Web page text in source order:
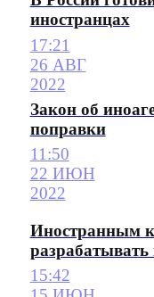
иностранцах
17:21
26 АВГ
2022
Закон об
поправки
11:50
22 ИЮН
2022
Иностранным
разрабатывать
15:42